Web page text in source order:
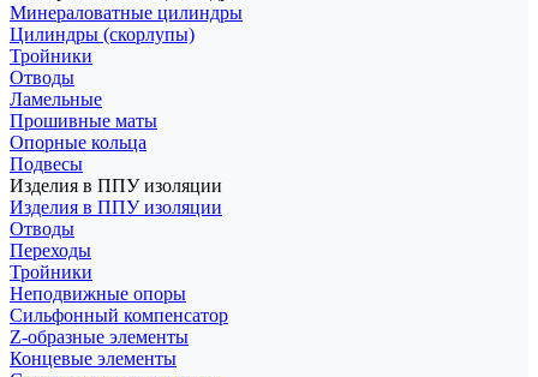
Минераловатные цилиндры
Цилиндры (скорлупы)
Тройники
Отводы
Ламельные
Прошивные маты
Опорные кольца
Подвесы
Изделия в ППУ изоляции
Изделия в ППУ изоляции
Отводы
Переходы
Тройники
Неподвижные опоры
Cильфонный компенсатор
Z-образные элементы
Концевые элементы